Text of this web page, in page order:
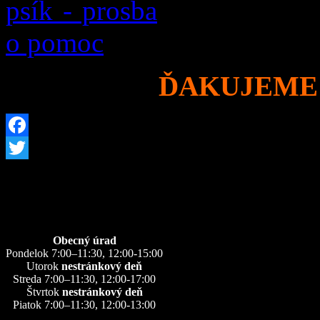
Facebook
Obecný úrad
Pondelok 7:00–11:30, 12:00-15:00
Utorok nestránkový deň
Streda 7:00–11:30, 12:00-17:00
Štvrtok nestránkový deň
Piatok 7:00–11:30, 12:00-13:00